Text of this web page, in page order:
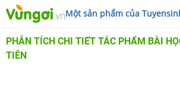
Một sản phẩm của
PHÂN TÍCH CHI TIẾT TÁC PHẨM BÀI
TIÊN